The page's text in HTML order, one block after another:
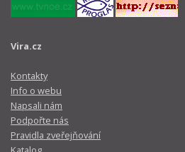
Vira.cz
Kontakty
Info o webu
Napsali nám
Podpořte nás
Pravidla zveřejňování